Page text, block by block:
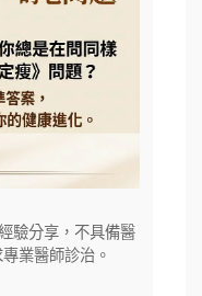
驗分享，不具備醫
業醫師診治。